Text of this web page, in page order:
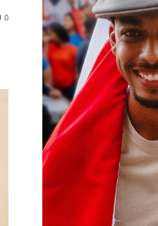
0
Pinterest Linkedin